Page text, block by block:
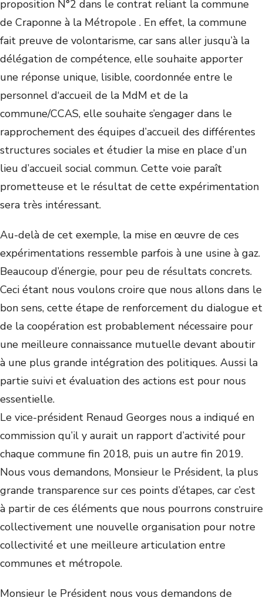
proposition N°2 dans le contrat reliant la commune
de Craponne à la Métropole . En effet, la commune
fait preuve de volontarisme, car sans aller jusqu’à la
délégation de compétence, elle souhaite apporter
une réponse unique, lisible, coordonnée entre le
personnel d‘accueil de la MdM et de la
commune/CCAS, elle souhaite s’engager dans le
rapprochement des équipes d’accueil des différentes
structures sociales et étudier la mise en place d’un
lieu d’accueil social commun. Cette voie paraît
prometteuse et le résultat de cette expérimentation
sera très intéressant.
Au-delà de cet exemple, la mise en œuvre de ces
expérimentations ressemble parfois à une usine à gaz.
Beaucoup d’énergie, pour peu de résultats concrets.
Ceci étant nous voulons croire que nous allons dans le
bon sens, cette étape de renforcement du dialogue et
de la coopération est probablement nécessaire pour
une meilleure connaissance mutuelle devant aboutir
à une plus grande intégration des politiques. Aussi la
partie suivi et évaluation des actions est pour nous
essentielle.
Le vice-président Renaud Georges nous a indiqué en
commission qu’il y aurait un rapport d’activité pour
chaque commune fin 2018, puis un autre fin 2019.
Nous vous demandons, Monsieur le Président, la plus
grande transparence sur ces points d’étapes, car c’est
à partir de ces éléments que nous pourrons construire
collectivement une nouvelle organisation pour notre
collectivité et une meilleure articulation entre
communes et métropole.
Monsieur le Président nous vous demandons de